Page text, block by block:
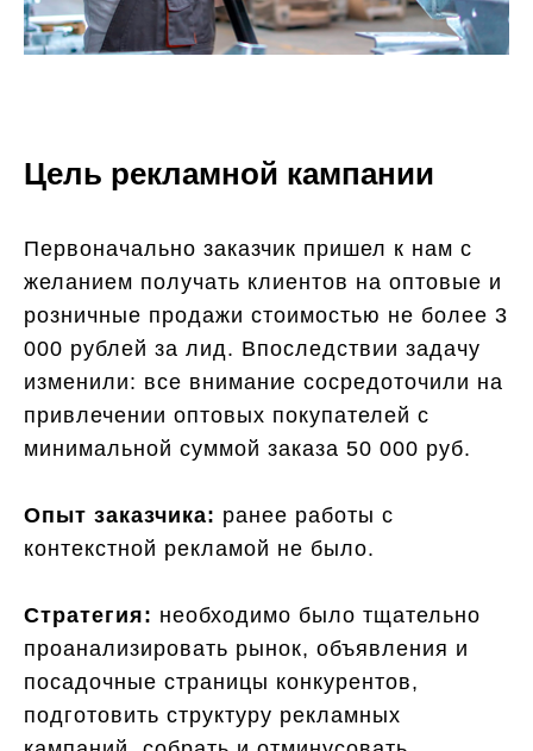
Цель рекламной кампании
Первоначально заказчик пришел к нам с
желанием получать клиентов на оптовые и
розничные продажи стоимостью не более 3
000 рублей за лид. Впоследствии задачу
изменили: все внимание сосредоточили на
привлечении оптовых покупателей с
минимальной суммой заказа 50 000 руб.
Опыт заказчика: ранее работы с
контекстной рекламой не было.
Стратегия: необходимо было тщательно
проанализировать рынок, объявления и
посадочные страницы конкурентов,
подготовить структуру рекламных